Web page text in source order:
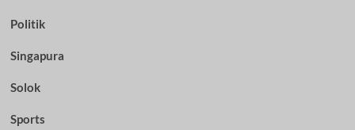
Politik
Singapura
Solok
Sports